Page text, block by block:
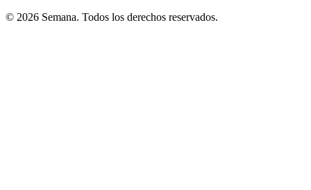
© 2026 Semana. Todos los derechos reservados.